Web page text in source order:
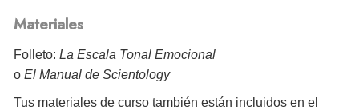
Materiales
Folleto: La Escala Tonal Emocional
o El Manual de Scientology
Tus materiales de curso también están incluidos en el